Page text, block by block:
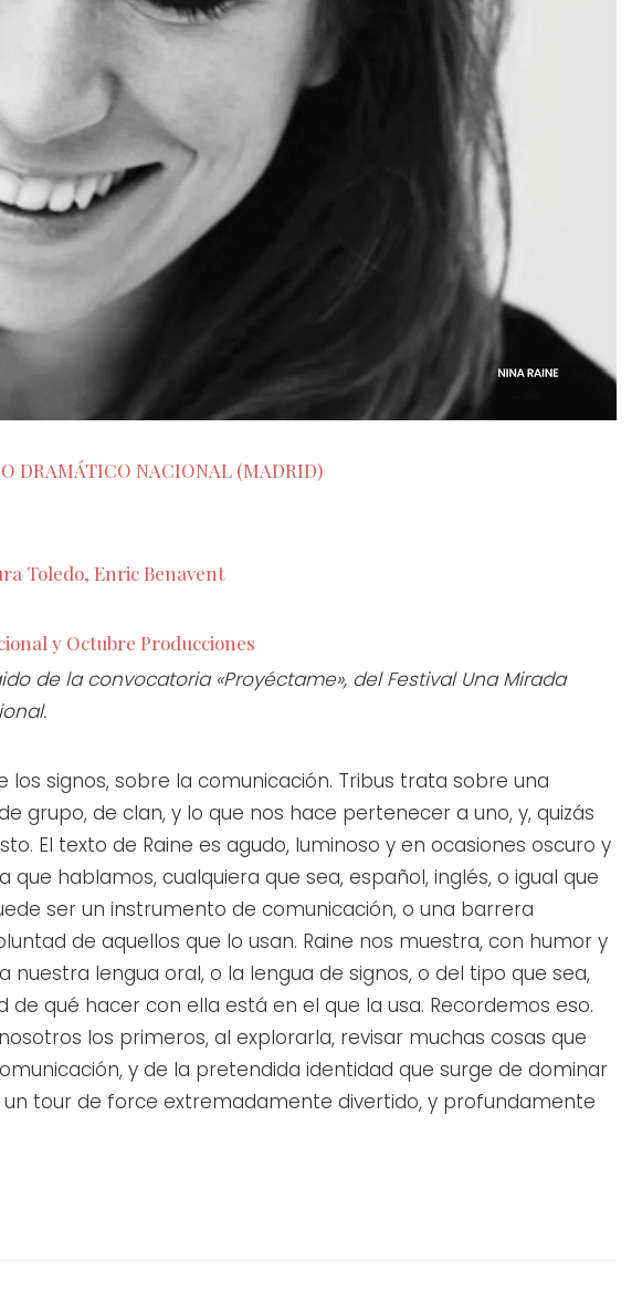
DRAMÁTICO NACIONAL (MADRID)
Toledo, Enric Benavent
y Octubre Producciones
de la convocatoria «Proyéctame», del Festival Una Mirada
los signos, sobre la comunicación. Tribus trata sobre una
grupo, de clan, y lo que nos hace pertenecer a uno, y, quizás
El texto de Raine es agudo, luminoso y en ocasiones oscuro y
que hablamos, cualquiera que sea, español, inglés, o igual que
ser un instrumento de comunicación, o una barrera
de aquellos que lo usan. Raine nos muestra, con humor y
nuestra lengua oral, o la lengua de signos, o del tipo que sea,
qué hacer con ella está en el que la usa. Recordemos eso.
los primeros, al explorarla, revisar muchas cosas que
y de la pretendida identidad que surge de dominar
un tour de force extremadamente divertido, y profundamente